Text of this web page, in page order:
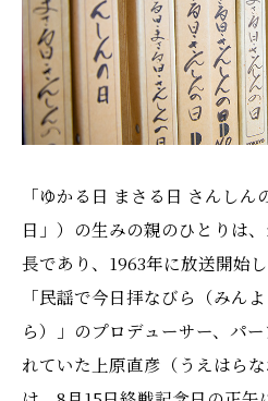
「ゆかる日 まさる日 さんし
日」）の生みの親のひとりは
長であり、1963年に放送開始
「民謡で今日拝なびら（みん
ら）」のプロデューサー、パ
れていた上原直彦（うえはら